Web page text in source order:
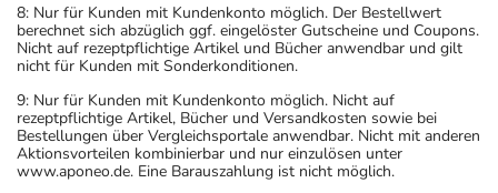
8: Nur für Kunden mit Kundenkonto möglich. Der Bestellwert
berechnet sich abzüglich ggf. eingelöster Gutscheine und Coupons.
Nicht auf rezeptpflichtige Artikel und Bücher anwendbar und gilt
nicht für Kunden mit Sonderkonditionen.
9: Nur für Kunden mit Kundenkonto möglich. Nicht auf
rezeptpflichtige Artikel, Bücher und Versandkosten sowie bei
Bestellungen über Vergleichsportale anwendbar. Nicht mit anderen
Aktionsvorteilen kombinierbar und nur einzulösen unter
www.aponeo.de. Eine Barauszahlung ist nicht möglich.